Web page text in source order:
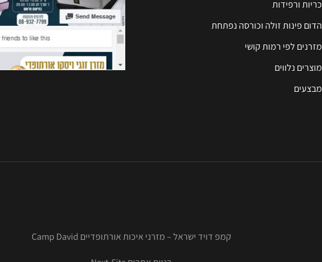
כריות ורפידות
הדום פינות זולה וכורסה נפתחת
מזרנים לפי רמות קושי
מוצרים נלווים
מבצעים
קמפ דויד ישראל – מזרני איכות אורתופדיים Camp David